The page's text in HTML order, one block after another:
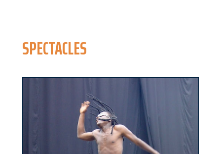
SPECTACLES